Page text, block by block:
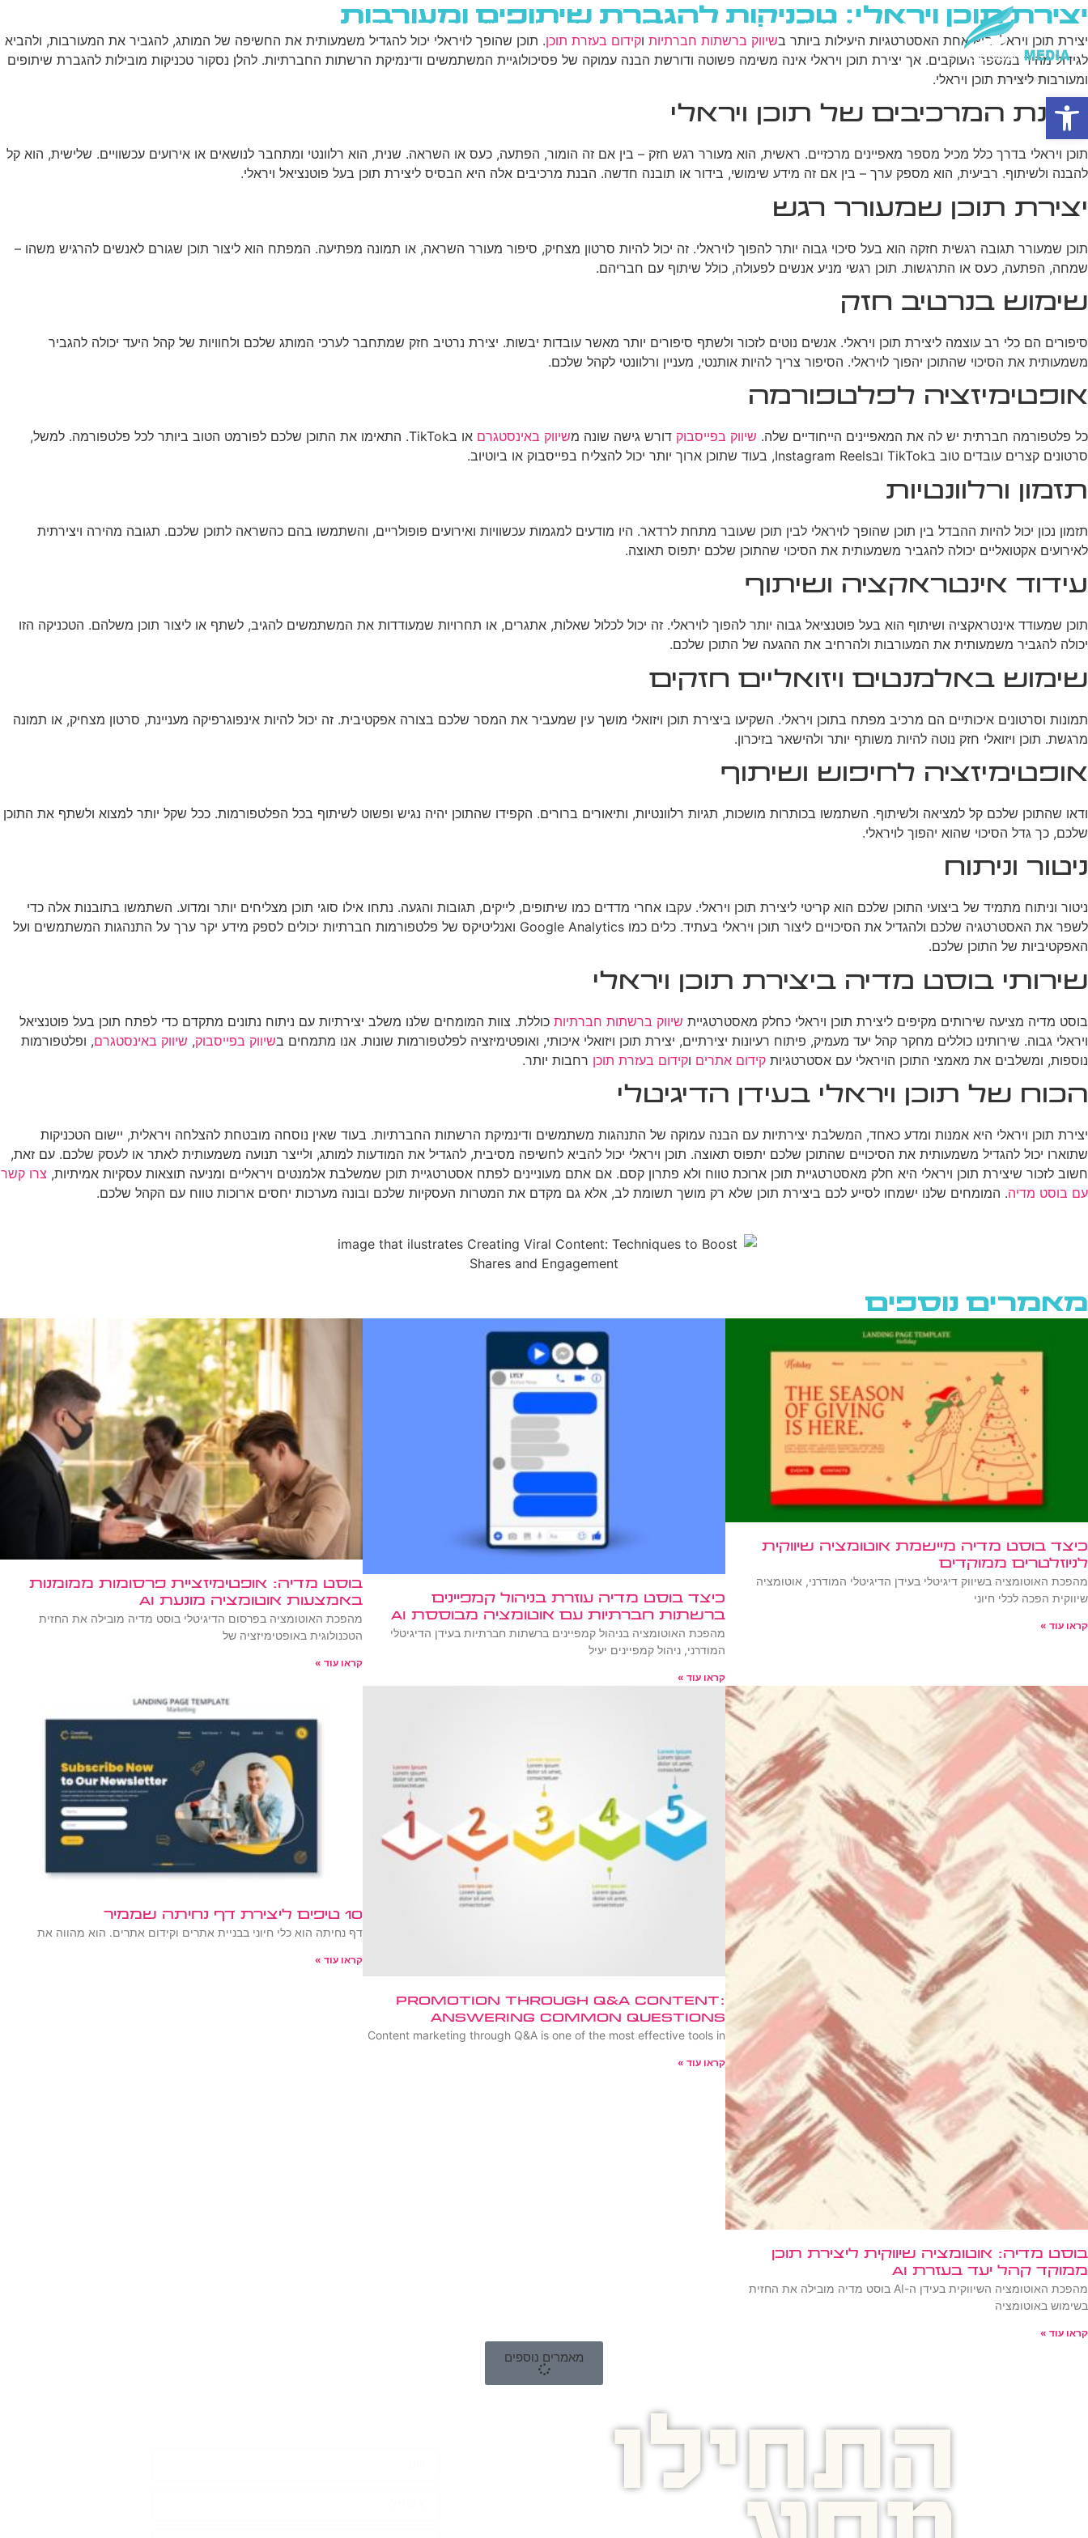
פתח סרגל נגישות
בית מי אנחנו פרסום בגוגל רשתות חברתיות בניית אתרים בלוג
יצירת תוכן ויראלי: טכניקות להגברת שיתופים ומעורבות
יצירת תוכן ויראלי היא אחת האסטרטגיות היעילות ביותר בשיווק ברשתות חברתיות וקידום בעזרת תוכן. תוכן שהופך לויראלי יכול להגדיל משמעותית את החשיפה של המותג, להגביר את המעורבות, ולהביא
לגידול מהיר במספר העוקבים. אך יצירת תוכן ויראלי אינה משימה פשוטה ודורשת הבנה עמוקה של פסיכולוגיית המשתמשים ודינמיקת הרשתות החברתיות. להלן נסקור טכניקות מובילות להגברת שיתופים
ומעורבות ליצירת תוכן ויראלי.
הבנת המרכיבים של תוכן ויראלי
תוכן ויראלי בדרך כלל מכיל מספר מאפיינים מרכזיים. ראשית, הוא מעורר רגש חזק – בין אם זה הומור, הפתעה, כעס או השראה. שנית, הוא רלוונטי ומתחבר לנושאים או אירועים עכשוויים. שלישית, הוא קל
להבנה ולשיתוף. רביעית, הוא מספק ערך – בין אם זה מידע שימושי, בידור או תובנה חדשה. הבנת מרכיבים אלה היא הבסיס ליצירת תוכן בעל פוטנציאל ויראלי.
יצירת תוכן שמעורר רגש
תוכן שמעורר תגובה רגשית חזקה הוא בעל סיכוי גבוה יותר להפוך לויראלי. זה יכול להיות סרטון מצחיק, סיפור מעורר השראה, או תמונה מפתיעה. המפתח הוא ליצור תוכן שגורם לאנשים להרגיש משהו –
שמחה, הפתעה, כעס או התרגשות. תוכן רגשי מניע אנשים לפעולה, כולל שיתוף עם חבריהם.
שימוש בנרטיב חזק
סיפורים הם כלי רב עוצמה ליצירת תוכן ויראלי. אנשים נוטים לזכור ולשתף סיפורים יותר מאשר עובדות יבשות. יצירת נרטיב חזק שמתחבר לערכי המותג שלכם ולחוויות של קהל היעד יכולה להגביר
משמעותית את הסיכוי שהתוכן יהפוך לויראלי. הסיפור צריך להיות אותנטי, מעניין ורלוונטי לקהל שלכם.
אופטימיזציה לפלטפורמה
כל פלטפורמה חברתית יש לה את המאפיינים הייחודיים שלה. שיווק בפייסבוק דורש גישה שונה משיווק באינסטגרם
או בTikTok. התאימו את התוכן שלכם לפורמט הטוב ביותר לכל פלטפורמה. למשל,
סרטונים קצרים עובדים טוב בTikTok ובInstagram Reels, בעוד שתוכן ארוך יותר יכול להצליח בפייסבוק או ביוטיוב.
תזמון ורלוונטיות
תזמון נכון יכול להיות ההבדל בין תוכן שהופך לויראלי לבין תוכן שעובר מתחת לרדאר. היו מודעים למגמות עכשוויות ואירועים פופולריים, והשתמשו בהם כהשראה לתוכן שלכם. תגובה מהירה ויצירתית
לאירועים אקטואליים יכולה להגביר משמעותית את הסיכוי שהתוכן שלכם יתפוס תאוצה.
עידוד אינטראקציה ושיתוף
תוכן שמעודד אינטראקציה ושיתוף הוא בעל פוטנציאל גבוה יותר להפוך לויראלי. זה יכול לכלול שאלות, אתגרים, או תחרויות שמעודדות את המשתמשים להגיב, לשתף או ליצור תוכן משלהם. הטכניקה הזו
יכולה להגביר משמעותית את המעורבות ולהרחיב את ההגעה של התוכן שלכם.
שימוש באלמנטים ויזואליים חזקים
תמונות וסרטונים איכותיים הם מרכיב מפתח בתוכן ויראלי. השקיעו ביצירת תוכן ויזואלי מושך עין שמעביר את המסר שלכם בצורה אפקטיבית. זה יכול להיות אינפוגרפיקה מעניינת, סרטון מצחיק, או תמונה
מרגשת. תוכן ויזואלי חזק נוטה להיות משותף יותר ולהישאר בזיכרון.
אופטימיזציה לחיפוש ושיתוף
ודאו שהתוכן שלכם קל למציאה ולשיתוף. השתמשו בכותרות מושכות, תגיות רלוונטיות, ותיאורים ברורים. הקפידו שהתוכן יהיה נגיש ופשוט לשיתוף בכל הפלטפורמות. ככל שקל יותר למצוא ולשתף את התוכן
שלכם, כך גדל הסיכוי שהוא יהפוך לויראלי.
ניטור וניתוח
ניטור וניתוח מתמיד של ביצועי התוכן שלכם הוא קריטי ליצירת תוכן ויראלי. עקבו אחרי מדדים כמו שיתופים, לייקים, תגובות והגעה. נתחו אילו סוגי תוכן מצליחים יותר ומדוע. השתמשו בתובנות אלה כדי
לשפר את האסטרטגיה שלכם ולהגדיל את הסיכויים ליצור תוכן ויראלי בעתיד. כלים כמו Google Analytics ואנליטיקס של פלטפורמות חברתיות יכולים לספק מידע יקר ערך על התנהגות המשתמשים ועל
האפקטיביות של התוכן שלכם.
שירותי בוסט מדיה ביצירת תוכן ויראלי
בוסט מדיה מציעה שירותים מקיפים ליצירת תוכן ויראלי כחלק מאסטרטגיית שיווק ברשתות חברתיות כוללת. צוות המומחים שלנו משלב יצירתיות עם ניתוח נתונים מתקדם כדי לפתח תוכן בעל פוטנציאל
ויראלי גבוה. שירותינו כוללים מחקר קהל יעד מעמיק, פיתוח רעיונות יצירתיים, יצירת תוכן ויזואלי איכותי, ואופטימיזציה לפלטפורמות שונות. אנו מתמחים בשיווק בפייסבוק, שיווק באינסטגרם, ופלטפורמות
נוספות, ומשלבים את מאמצי התוכן הויראלי עם אסטרטגיות קידום אתרים וקידום בעזרת תוכן רחבות יותר.
הכוח של תוכן ויראלי בעידן הדיגיטלי
יצירת תוכן ויראלי היא אמנות ומדע כאחד, המשלבת יצירתיות עם הבנה עמוקה של התנהגות משתמשים ודינמיקת הרשתות החברתיות. בעוד שאין נוסחה מובטחת להצלחה ויראלית, יישום הטכניקות
שתוארו יכול להגדיל משמעותית את הסיכויים שהתוכן שלכם יתפוס תאוצה. תוכן ויראלי יכול להביא לחשיפה מסיבית, להגדיל את המודעות למותג, ולייצר תנועה משמעותית לאתר או לעסק שלכם. עם זאת,
חשוב לזכור שיצירת תוכן ויראלי היא חלק מאסטרטגיית תוכן ארוכת טווח ולא פתרון קסם. אם אתם מעוניינים לפתח אסטרטגיית תוכן שמשלבת אלמנטים ויראליים ומניעה תוצאות עסקיות אמיתיות, צרו קשר
עם בוסט מדיה. המומחים שלנו ישמחו לסייע לכם ביצירת תוכן שלא רק מושך תשומת לב, אלא גם מקדם את המטרות העסקיות שלכם ובונה מערכות יחסים ארוכות טווח עם הקהל שלכם.
מאמרים נוספים
כיצד בוסט מדיה מיישמת אוטומציה שיווקית
לניוזלטרים ממוקדים
מהפכת האוטומציה בשיווק דיגיטלי בעידן הדיגיטלי המודרני, אוטומציה
שיווקית הפכה לכלי חיוני
קראו עוד »
כיצד בוסט מדיה עוזרת בניהול קמפיינים
ברשתות חברתיות עם אוטומציה מבוססת AI
מהפכת האוטומציה בניהול קמפיינים ברשתות חברתיות בעידן הדיגיטלי
המודרני, ניהול קמפיינים יעיל
קראו עוד »
בוסט מדיה: אופטימיזציית פרסומות ממומנות
באמצעות אוטומציה מונעת AI
מהפכת האוטומציה בפרסום הדיגיטלי בוסט מדיה מובילה את החזית
הטכנולוגית באופטימיזציה של
קראו עוד »
בוסט מדיה: אוטומציה שיווקית ליצירת תוכן
ממוקד קהל יעד בעזרת AI
מהפכת האוטומציה השיווקית בעידן ה-AI בוסט מדיה מובילה את החזית
בשימוש באוטומציה
קראו עוד »
Promotion Through Q&A Content:
Answering Common Questions
Content marketing through Q&A is one of the most effective tools in
קראו עוד »
10 טיפים ליצירת דף נחיתה שממיר
דף נחיתה הוא כלי חיוני בבניית אתרים וקידום אתרים. הוא מהווה את
קראו עוד »
מאמרים נוספים
התחילו